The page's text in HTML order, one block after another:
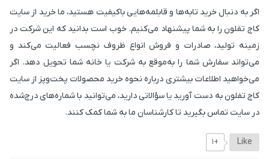
اگر به دنبال خرید تابه‌ها و قابلمه‌هایی باکیفیت هستید، ما خرید از سایت
کاج تفلون را به شما پیشنهاد می‌کنیم. خوب است بدانید که این شرکت در
زمینه تولید، صادرات و فروش انواع ظروف نچسب فعالیت می‌کند و
می‌تواند سفارش شما را به‌موقع به شرکت یا خانه شما تحویل دهد. اگر
می‌خواهید اطلاعات بیشتری درباره نحوه خرید محصولات پخت‌وپز از سایت
کاج تفلون به دست آورید یا سؤالاتی دارید، می‌توانید با شماره‌های درج‌شده
در سایت تماس بگیرید تا کارشناسان ما به شما کمک کنند.
Like +۱